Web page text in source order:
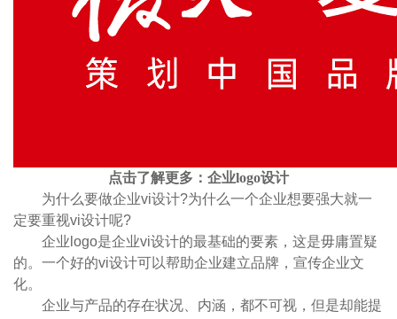
点击了解更多： 企业logo设计
为什么要做企业vi设计?为什么一个企业想要强大就一
定要重视vi设计呢?
企业logo是企业vi设计的最基础的要素，这是毋庸置疑
的。一个好的vi设计可以帮助企业建立品牌，宣传企业文
化。
企业与产品的存在状况、内涵，都不可视，但是却能提